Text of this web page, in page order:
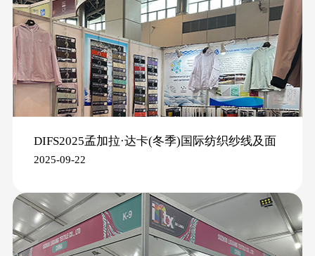
DIFS2025孟加拉·达卡(冬季)国际纺织纱线及面
辅料展
2025-09-22